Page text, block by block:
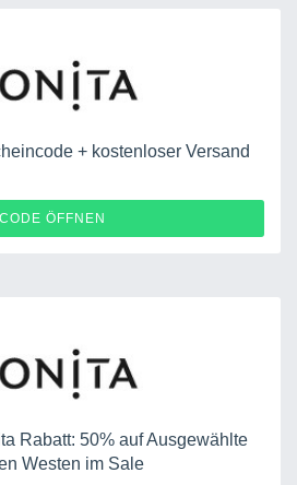
+ kostenloser Versand
CODE ÖFFNEN
Rabatt: 50% auf Ausgewählte
Westen im Sale